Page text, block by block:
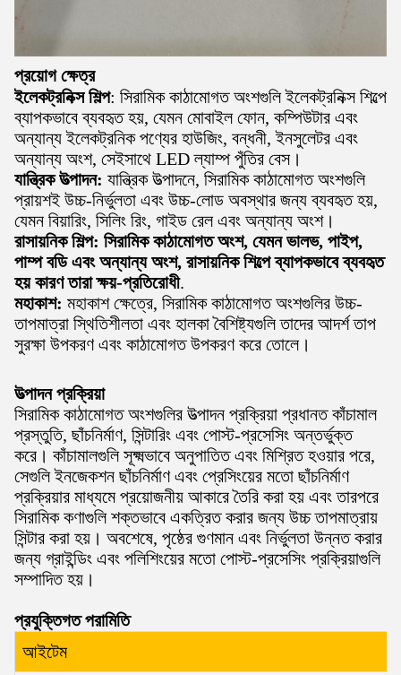
প্রয়োগ ক্ষেত্র
ইলেকট্রনিক্স শিল্প: সিরামিক কাঠামোগত অংশগুলি ইলেকট্রনিক্স শিল্পে
ব্যাপকভাবে ব্যবহৃত হয়, যেমন মোবাইল ফোন, কম্পিউটার এবং
অন্যান্য ইলেকট্রনিক পণ্যের হাউজিং, বন্ধনী, ইনসুলেটর এবং
অন্যান্য অংশ, সেইসাথে LED ল্যাম্প পুঁতির বেস।
যান্ত্রিক উত্পাদন: যান্ত্রিক উত্পাদনে, সিরামিক কাঠামোগত অংশগুলি
প্রায়শই উচ্চ-নির্ভুলতা এবং উচ্চ-লোড অবস্থার জন্য ব্যবহৃত হয়,
যেমন বিয়ারিং, সিলিং রিং, গাইড রেল এবং অন্যান্য অংশ।
রাসায়নিক শিল্প: সিরামিক কাঠামোগত অংশ, যেমন ভালভ, পাইপ,
পাম্প বডি এবং অন্যান্য অংশ, রাসায়নিক শিল্পে ব্যাপকভাবে ব্যবহৃত
হয় কারণ তারা ক্ষয়-প্রতিরোধী.
মহাকাশ: মহাকাশ ক্ষেত্রে, সিরামিক কাঠামোগত অংশগুলির উচ্চ-
তাপমাত্রা স্থিতিশীলতা এবং হালকা বৈশিষ্ট্যগুলি তাদের আদর্শ তাপ
সুরক্ষা উপকরণ এবং কাঠামোগত উপকরণ করে তোলে।
উত্পাদন প্রক্রিয়া
সিরামিক কাঠামোগত অংশগুলির উত্পাদন প্রক্রিয়া প্রধানত কাঁচামাল
প্রস্তুতি, ছাঁচনির্মাণ, সিন্টারিং এবং পোস্ট-প্রসেসিং অন্তর্ভুক্ত
করে। কাঁচামালগুলি সূক্ষ্মভাবে অনুপাতিত এবং মিশ্রিত হওয়ার পরে,
সেগুলি ইনজেকশন ছাঁচনির্মাণ এবং প্রেসিংয়ের মতো ছাঁচনির্মাণ
প্রক্রিয়ার মাধ্যমে প্রয়োজনীয় আকারে তৈরি করা হয় এবং তারপরে
সিরামিক কণাগুলি শক্তভাবে একত্রিত করার জন্য উচ্চ তাপমাত্রায়
সিন্টার করা হয়। অবশেষে, পৃষ্ঠের গুণমান এবং নির্ভুলতা উন্নত করার
জন্য গ্রাইন্ডিং এবং পলিশিংয়ের মতো পোস্ট-প্রসেসিং প্রক্রিয়াগুলি
সম্পাদিত হয়।
প্রযুক্তিগত পরামিতি
আইটেম